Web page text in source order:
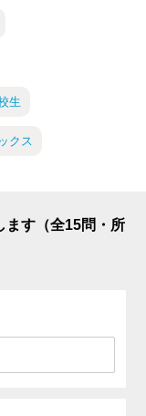
生
クス
ます（全15問・所